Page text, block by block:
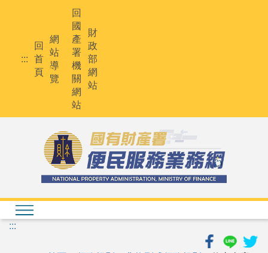
:::
回
首
頁
網
站
導
覽
回
國
產
署
機
關
網
站
財
政
部
網
站
:::